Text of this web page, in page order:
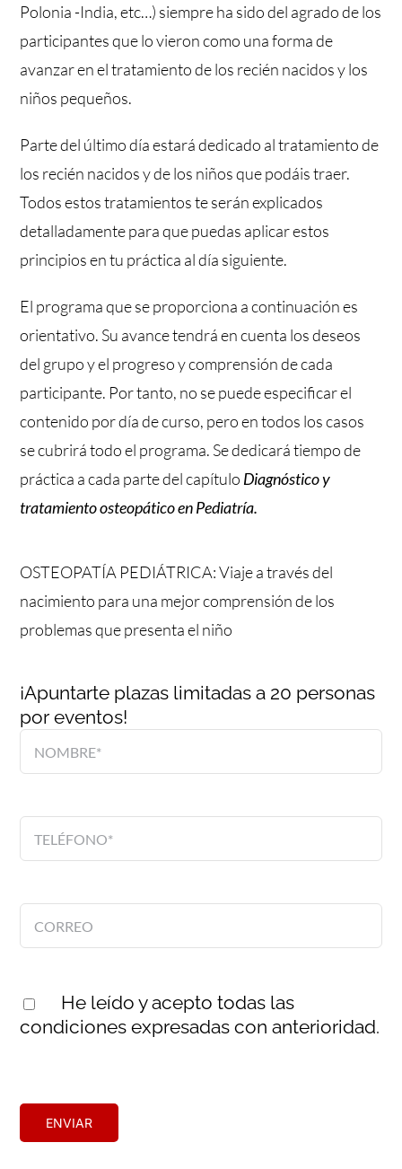
Polonia -India, etc…) siempre ha sido del agrado de los
participantes que lo vieron como una forma de
avanzar en el tratamiento de los recién nacidos y los
niños pequeños.
Parte del último día estará dedicado al tratamiento de
los recién nacidos y de los niños que podáis traer.
Todos estos tratamientos te serán explicados
detalladamente para que puedas aplicar estos
principios en tu práctica al día siguiente.
El programa que se proporciona a continuación es
orientativo. Su avance tendrá en cuenta los deseos
del grupo y el progreso y comprensión de cada
participante. Por tanto, no se puede especificar el
contenido por día de curso, pero en todos los casos
se cubrirá todo el programa. Se dedicará tiempo de
práctica a cada parte del capítulo Diagnóstico y
tratamiento osteopático en Pediatría.
OSTEOPATÍA PEDIÁTRICA: Viaje a través del
nacimiento para una mejor comprensión de los
problemas que presenta el niño
¡Apuntarte plazas limitadas a 20 personas
por eventos!
He leído y acepto todas las
condiciones expresadas con anterioridad.